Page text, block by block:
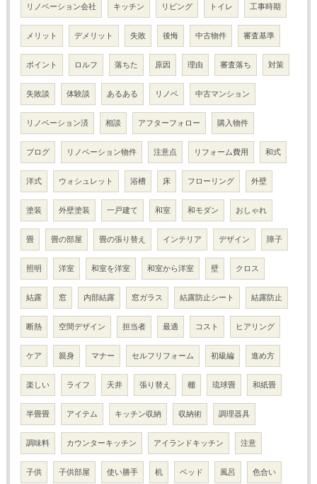
リノベーション会社 キッチン リビング トイレ 工事時期
メリット デメリット 失敗 後悔 中古物件 審査基準
ポイント ロルフ 落ちた 原因 理由 審査落ち 対策
失敗談 体験談 あるある リノベ 中古マンション
リノベーション済 相談 アフターフォロー 購入物件
ブログ リノベーション物件 注意点 リフォーム費用 和式
洋式 ウォシュレット 浴槽 床 フローリング 外壁
塗装 外壁塗装 一戸建て 和室 和モダン おしゃれ
畳 畳の部屋 畳の張り替え インテリア デザイン 障子
照明 洋室 和室を洋室 和室から洋室 壁 クロス
結露 窓 内部結露 窓ガラス 結露防止シート 結露防止
断熱 空間デザイン 担当者 最適 コスト ヒアリング
ケア 親身 マナー セルフリフォーム 初級編 進め方
楽しい ライフ 天井 張り替え 棚 琉球畳 和紙畳
半畳畳 アイテム キッチン収納 収納術 調理器具
調味料 カウンターキッチン アイランドキッチン 注意
子供 子供部屋 使い勝手 机 ベッド 風呂 色合い